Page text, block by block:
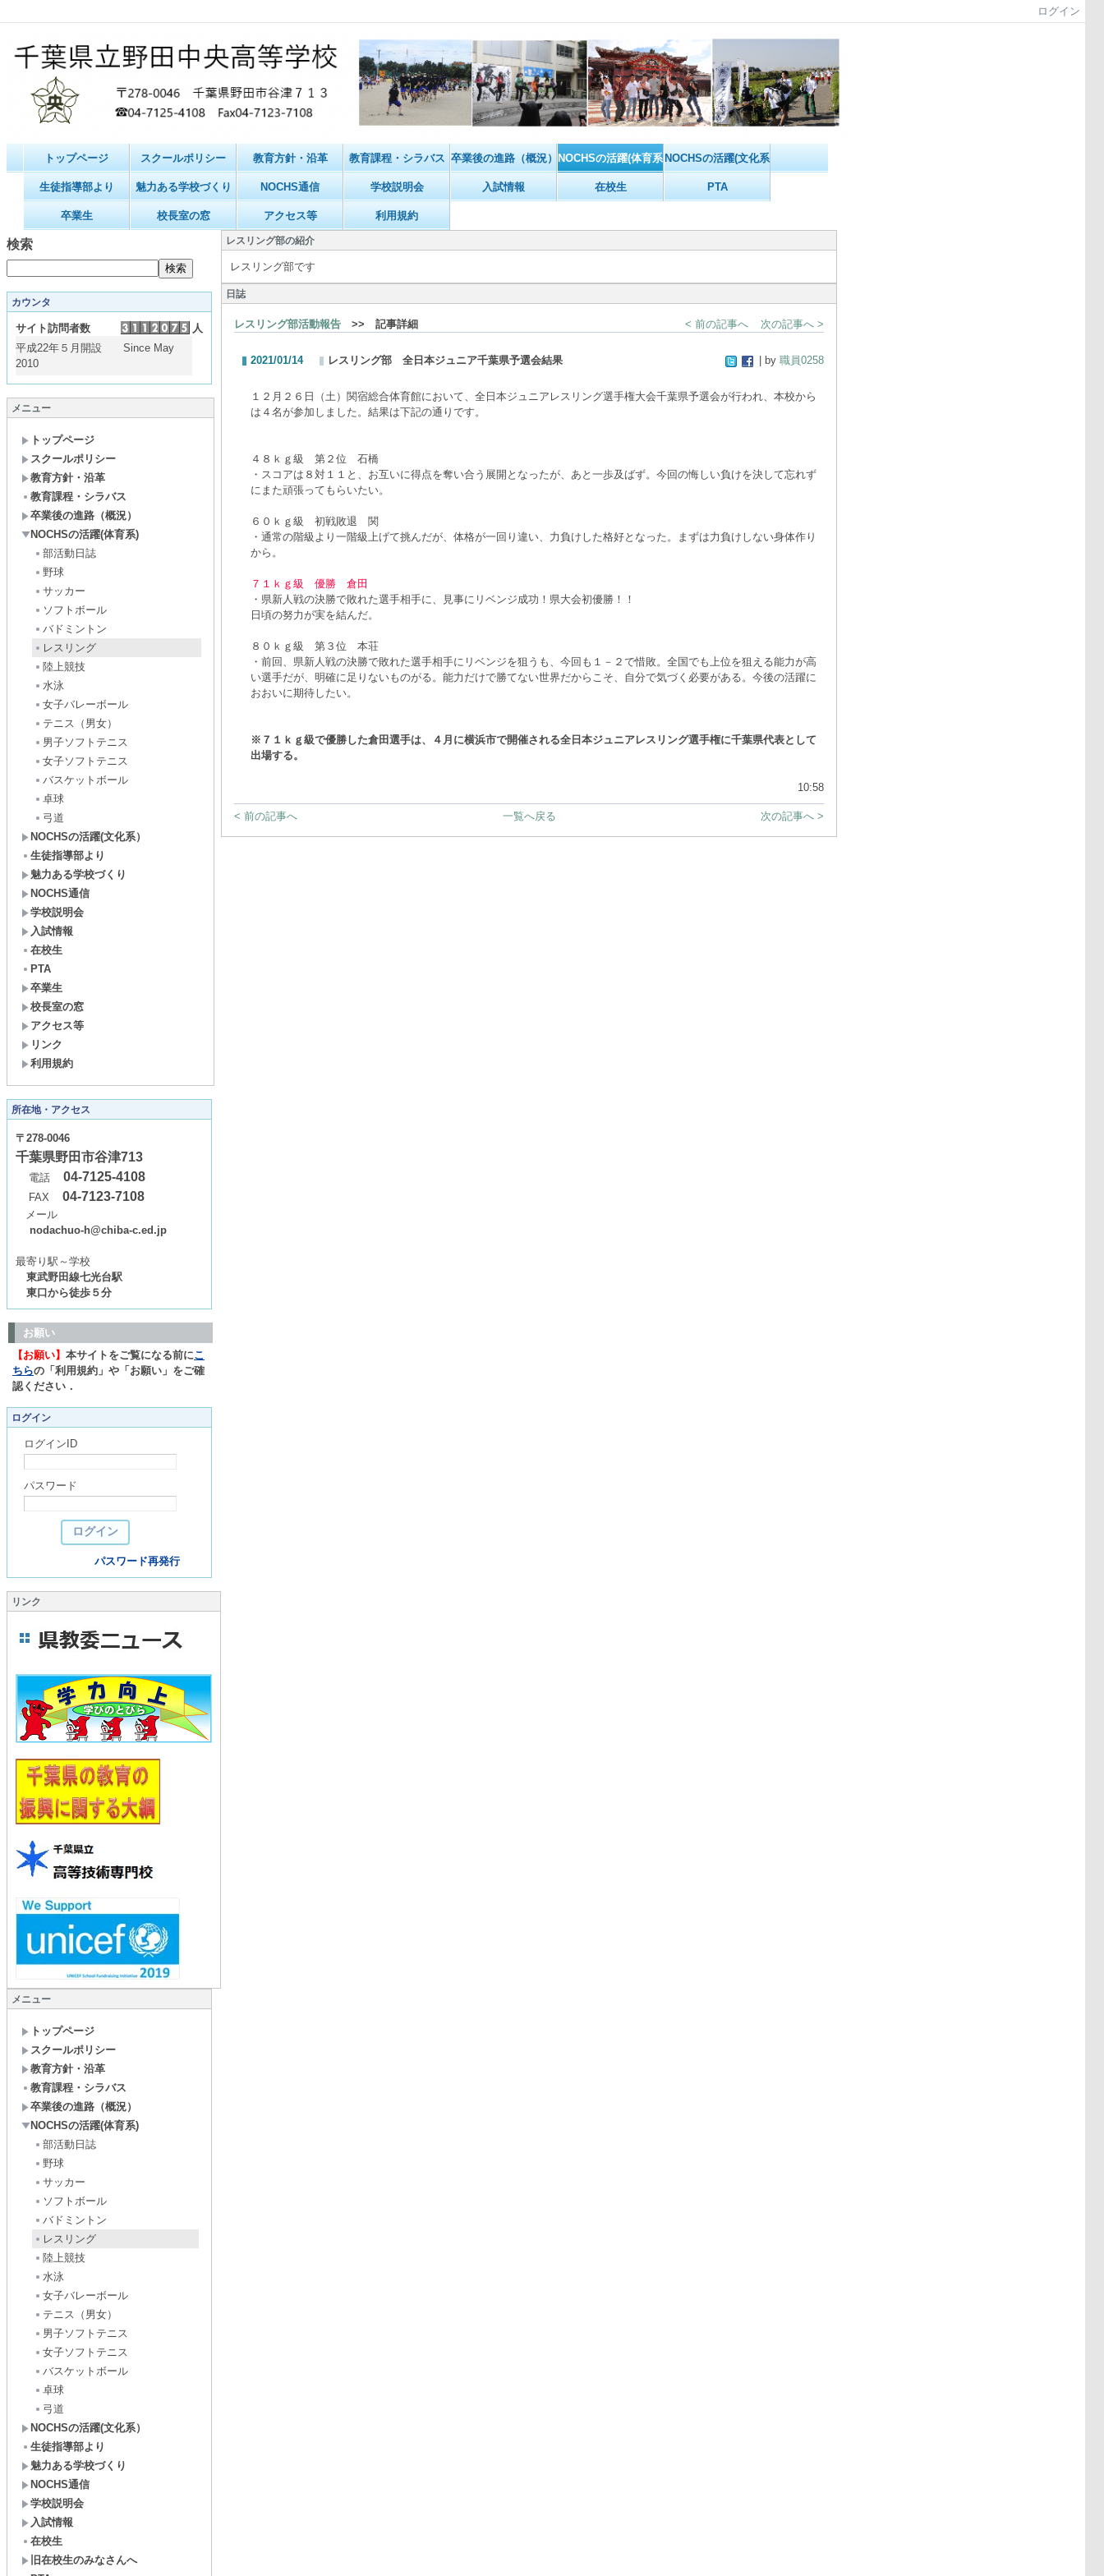
ログイン
トップページ スクールポリシー 教育方針・沿革 教育課程・シラバス 卒業後の進路（概況） NOCHSの活躍(体育系) NOCHSの活躍(文化系）
生徒指導部より 魅力ある学校づくり NOCHS通信 学校説明会 入試情報 在校生 PTA
卒業生 校長室の窓 アクセス等 利用規約
検索
カウンタ
サイト訪問者数
人
平成22年５月開設 Since May
2010
メニュー
トップページ
スクールポリシー
教育方針・沿革
教育課程・シラバス
卒業後の進路（概況）
NOCHSの活躍(体育系)
部活動日誌
野球
サッカー
ソフトボール
バドミントン
レスリング
陸上競技
水泳
女子バレーボール
テニス（男女）
男子ソフトテニス
女子ソフトテニス
バスケットボール
卓球
弓道
NOCHSの活躍(文化系）
生徒指導部より
魅力ある学校づくり
NOCHS通信
学校説明会
入試情報
在校生
PTA
卒業生
校長室の窓
アクセス等
リンク
利用規約
所在地・アクセス
〒278-0046
千葉県野田市谷津713
電話 04-7125-4108
FAX 04-7123-7108
メール
nodachuo-h@chiba-c.ed.jp
最寄り駅～学校
東武野田線七光台駅
東口から徒歩５分
お願い
【お願い】 本サイトをご覧になる前にこ
ちらの「利用規約」や「お願い」をご確
認ください．
ログイン
ログインID
パスワード
パスワード再発行
リンク
メニュー
トップページ
スクールポリシー
教育方針・沿革
教育課程・シラバス
卒業後の進路（概況）
NOCHSの活躍(体育系)
部活動日誌
野球
サッカー
ソフトボール
バドミントン
レスリング
陸上競技
水泳
女子バレーボール
テニス（男女）
男子ソフトテニス
女子ソフトテニス
バスケットボール
卓球
弓道
NOCHSの活躍(文化系）
生徒指導部より
魅力ある学校づくり
NOCHS通信
学校説明会
入試情報
在校生
旧在校生のみなさんへ
レスリング部の紹介
レスリング部です
日誌
レスリング部活動報告 >> 記事詳細 < 前の記事へ 次の記事へ >
2021/01/14 レスリング部 全日本ジュニア千葉県予選会結果 | by 職員0258
１２月２６日（土）関宿総合体育館において、全日本ジュニアレスリング選手権大会千葉県予選会が行われ、本校から
は４名が参加しました。結果は下記の通りです。
４８ｋｇ級 第２位 石橋
・スコアは８対１１と、お互いに得点を奪い合う展開となったが、あと一歩及ばず。今回の悔しい負けを決して忘れず
にまた頑張ってもらいたい。
６０ｋｇ級 初戦敗退 関
・通常の階級より一階級上げて挑んだが、体格が一回り違い、力負けした格好となった。まずは力負けしない身体作り
から。
７１ｋｇ級 優勝 倉田
・県新人戦の決勝で敗れた選手相手に、見事にリベンジ成功！県大会初優勝！！
日頃の努力が実を結んだ。
８０ｋｇ級 第３位 本荘
・前回、県新人戦の決勝で敗れた選手相手にリベンジを狙うも、今回も１－２で惜敗。全国でも上位を狙える能力が高
い選手だが、明確に足りないものがる。能力だけで勝てない世界だからこそ、自分で気づく必要がある。今後の活躍に
おおいに期待したい。
※７１ｋｇ級で優勝した倉田選手は、４月に横浜市で開催される全日本ジュニアレスリング選手権に千葉県代表として
出場する。
10:58
< 前の記事へ 次の記事へ >
一覧へ戻る